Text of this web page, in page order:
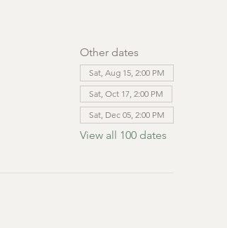
Other dates
Sat, Aug 15, 2:00 PM
Sat, Oct 17, 2:00 PM
Sat, Dec 05, 2:00 PM
View all 100 dates